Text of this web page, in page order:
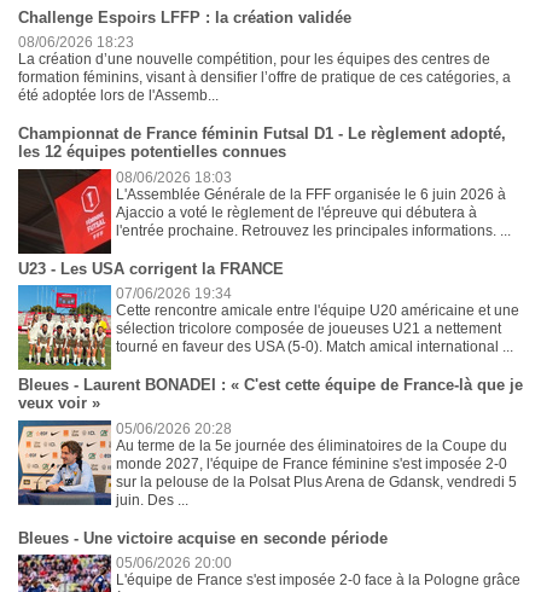
Challenge Espoirs LFFP : la création validée
08/06/2026 18:23
La création d’une nouvelle compétition, pour les équipes des centres de
formation féminins, visant à densifier l’offre de pratique de ces catégories, a
été adoptée lors de l'Assemb...
Championnat de France féminin Futsal D1 - Le règlement adopté,
les 12 équipes potentielles connues
08/06/2026 18:03
L'Assemblée Générale de la FFF organisée le 6 juin 2026 à
Ajaccio a voté le règlement de l'épreuve qui débutera à
l'entrée prochaine. Retrouvez les principales informations. ...
U23 - Les USA corrigent la FRANCE
07/06/2026 19:34
Cette rencontre amicale entre l'équipe U20 américaine et une
sélection tricolore composée de joueuses U21 a nettement
tourné en faveur des USA (5-0). Match amical international ...
Bleues - Laurent BONADEI : « C'est cette équipe de France-là que je
veux voir »
05/06/2026 20:28
Au terme de la 5e journée des éliminatoires de la Coupe du
monde 2027, l'équipe de France féminine s'est imposée 2-0
sur la pelouse de la Polsat Plus Arena de Gdansk, vendredi 5
juin. Des ...
Bleues - Une victoire acquise en seconde période
05/06/2026 20:00
L'équipe de France s'est imposée 2-0 face à la Pologne grâce